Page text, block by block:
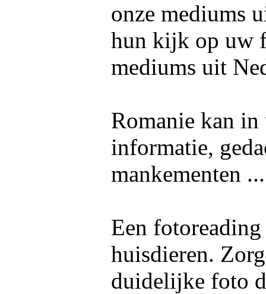
onze mediums
hun kijk op uw
mediums uit
Romanie kan
informatie,
mankementen
Een
huisdieren.
duidelijke foto